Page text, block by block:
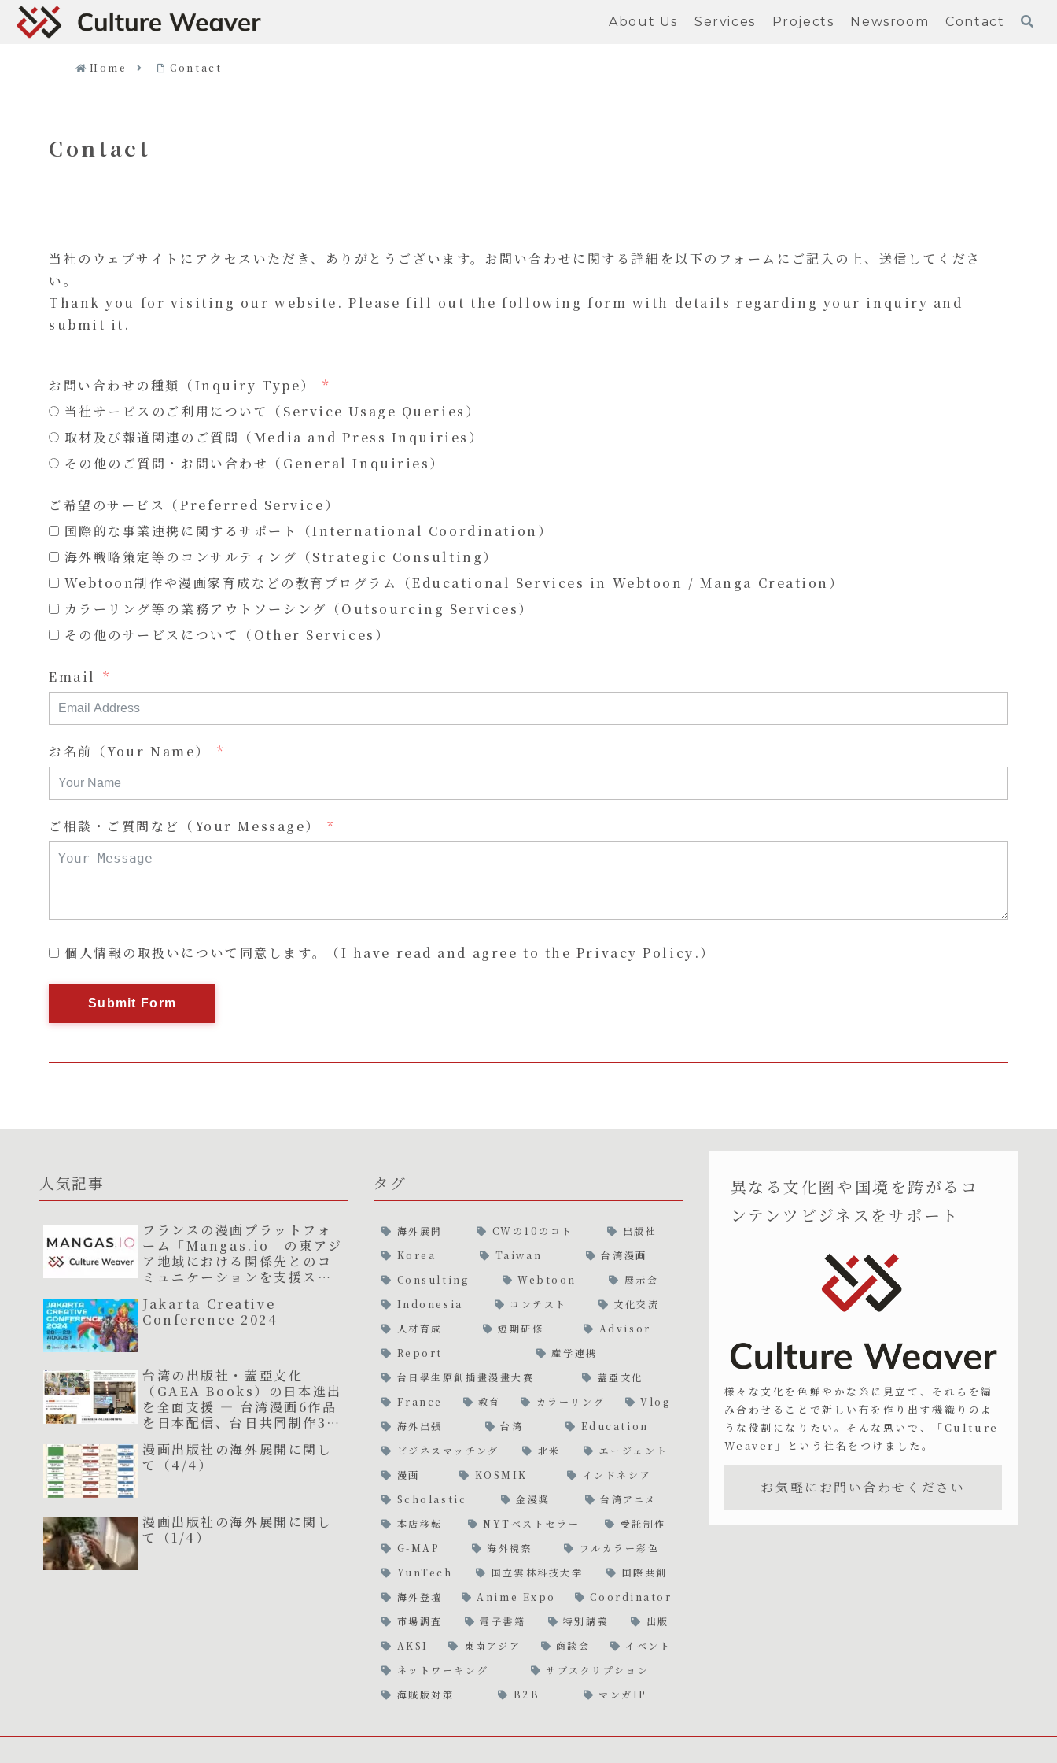
About Us Services Projects Newsroom Contact
Home Contact
Contact
当社のウェブサイトにアクセスいただき、ありがとうございます。お問い合わせに関する詳細を以下のフォームにご記入の上、送信してくださ
い。
Thank you for visiting our website. Please fill out the following form with details regarding your inquiry and
submit it.
お問い合わせの種類（Inquiry Type）
当社サービスのご利用について（Service Usage Queries）
取材及び報道関連のご質問（Media and Press Inquiries）
その他のご質問・お問い合わせ（General Inquiries）
ご希望のサービス（Preferred Service）
国際的な事業連携に関するサポート（International Coordination）
海外戦略策定等のコンサルティング（Strategic Consulting）
Webtoon制作や漫画家育成などの教育プログラム（Educational Services in Webtoon / Manga Creation）
カラーリング等の業務アウトソーシング（Outsourcing Services）
その他のサービスについて（Other Services）
Email
お名前（Your Name）
ご相談・ご質問など（Your Message）
個人情報の取扱い について同意します。（I have read and agree to the Privacy Policy .）
Submit Form
人気記事
フランスの漫画プラットフォ
ーム「Mangas.io」の東アジ
ア地域における関係先とのコ
ミュニケーションを支援スタ
Jakarta Creative
Conference 2024
台湾の出版社・蓋亞文化
（GAEA Books）の日本進出
を全面支援 ― 台湾漫画6作品
を日本配信、台日共同制作3作
漫画出版社の海外展開に関し
て（4/4）
漫画出版社の海外展開に関し
て（1/4）
タグ
海外展開 CWの10のコト
出版社
Korea
Taiwan
台湾漫画
Consulting
Webtoon
展示会
Indonesia
コンテスト
文化交流
人材育成
短期研修
Advisor
Report
産学連携
台日學生原創插畫漫畫大賽
蓋亞文化
France
教育 カラーリング
Vlog
海外出張
台湾
Education
ビジネスマッチング
北米
エージェント
漫画
KOSMIK
インドネシア
Scholastic
金漫獎
台湾アニメ
本店移転
NYTベストセラー
受託制作
G-MAP
海外視察
フルカラー彩色
YunTech
国立雲林科技大学
国際共創
海外登壇
Anime Expo
Coordinator
市場調査
電子書籍 特別講義
出版
AKSI
東南アジア 商談会
イベント
ネットワーキング
サブスクリプション
海賊版対策
B2B マンガIP
異なる文化圏や国境を跨がるコ
ンテンツビジネスをサポート
様々な文化を色鮮やかな糸に見立て、それらを編
み合わせることで新しい布を作り出す機織りのよ
うな役割になりたい。そんな思いで、「Culture
Weaver」という社名をつけました。
お気軽にお問い合わせください